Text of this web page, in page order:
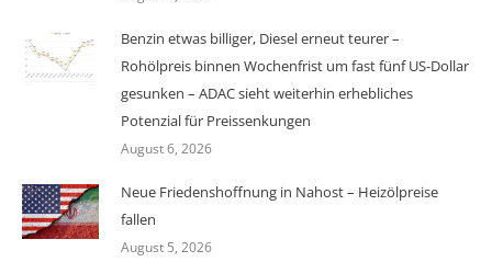
Benzin etwas billiger, Diesel erneut teurer –
Rohölpreis binnen Wochenfrist um fast fünf US-Dollar
gesunken – ADAC sieht weiterhin erhebliches
Potenzial für Preissenkungen
August 6, 2026
Neue Friedenshoffnung in Nahost – Heizölpreise
fallen
August 5, 2026